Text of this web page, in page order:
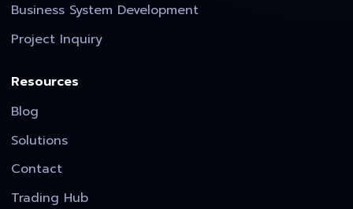
Business System Development
Project Inquiry
Resources
Blog
Solutions
Contact
Trading Hub